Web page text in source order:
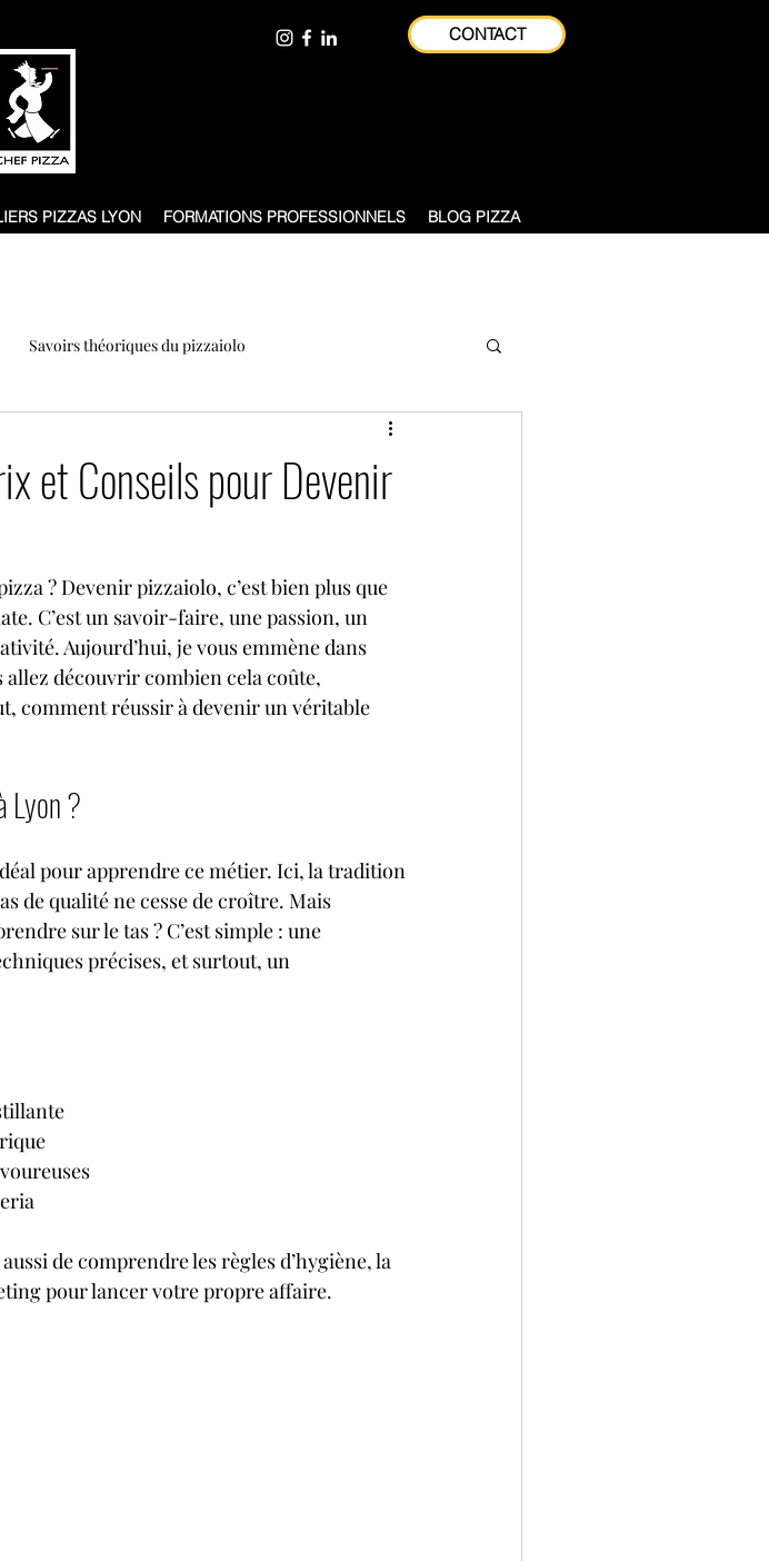
CONTACT
PIZZAS LYON FORMATIONS PROFESSIONNELS BLOG PIZZA
Savoirs théoriques du pizzaiolo
et Conseils pour Devenir
? Devenir pizzaiolo, c’est bien plus que
C’est un savoir-faire, une passion, un
Aujourd’hui, je vous emmène dans
allez découvrir combien cela coûte,
comment réussir à devenir un véritable
Lyon ?
pour apprendre ce métier. Ici, la tradition
de qualité ne cesse de croître. Mais
sur le tas ? C’est simple : une
précises, et surtout, un
de comprendre les règles d’hygiène, la
pour lancer votre propre affaire.